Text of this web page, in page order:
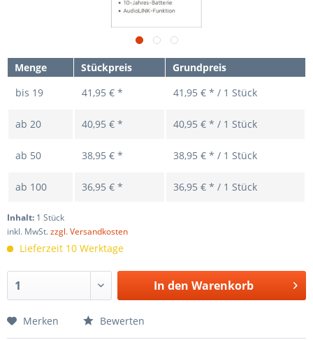
Menge Stückpreis
Grundpreis
bis 19 41,95 € * 41,95 € * / 1 Stück
ab 20 40,95 € * 40,95 € * / 1 Stück
ab 50 38,95 € * 38,95 € * / 1 Stück
ab 100 36,95 € * 36,95 € * / 1 Stück
Inhalt: 1 Stück
inkl. MwSt.zzgl. Versandkosten
Lieferzeit 10 Werktage
In den Warenkorb
Merken Bewerten